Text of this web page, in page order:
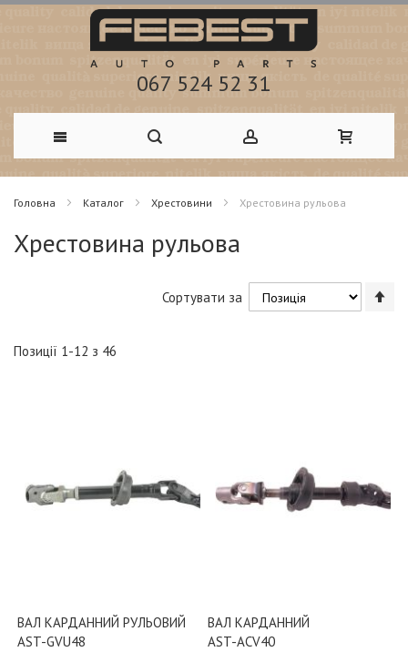
067 524 52 31
Skip
to
Content
Головна Каталог Хрестовини Хрестовина рульова
Хрестовина рульова
Позиції 1-12 з 46
Сортувати за
ВАЛ КАРДАННИЙ РУЛЬОВИЙ
AST-GVU48
ВАЛ КАРДАННИЙ
AST-ACV40